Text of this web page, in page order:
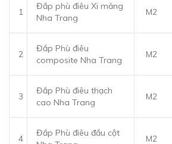
1
Đắp phù điêu Xi măng
Nha Trang
M2
2
Đắp Phù điêu
composite Nha Trang
M2
3
Đắp Phù điêu thạch
cao Nha Trang
M2
4
Đắp Phù điêu đầu cột
M2